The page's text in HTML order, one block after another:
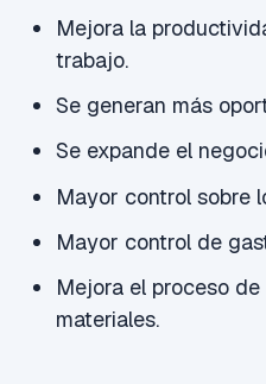
Mejora la
trabajo.
Se generan más
Se expande el
Mayor control sobre
Mayor control de
Mejora el proceso
materiales.